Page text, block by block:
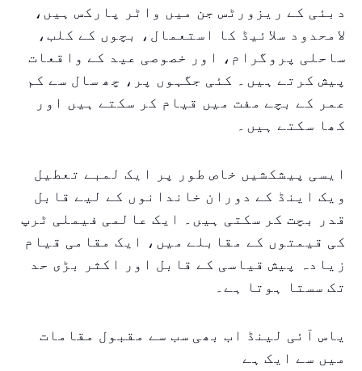
دبئی کے ریزورٹس جن میں واٹر پارکس ہیں،
لامحدود سلائیڈ کا استعمال، بچوں کے کلب،
ساحلی پروگرام، اور خصوصی عید کے واقعات
پیش کرتے ہیں۔ کئی جگہوں پر، چھ سال سے کم
عمر کے بچے مفت میں قیام کر سکتے ہیں اور
کھا سکتے ہیں۔
ایسی پیشکشیں خاص طور پر ایک لمبے تعطیل
ویک اینڈ کے دوران خاندانوں کے لیے قابل
قدر بچت کر سکتی ہیں۔ ایک عالمی فیملی ٹرپ
کی قیمتوں کے مقابلے میں، ایک مقامی قیام
زیادہ پیش قیاسی کے قابل اور اکثر بڑی حد
تک سستا ہوتا ہے۔
یاس آئی لینڈ اب بھی سب سے مقبول مقامات
میں سے ایک ہے